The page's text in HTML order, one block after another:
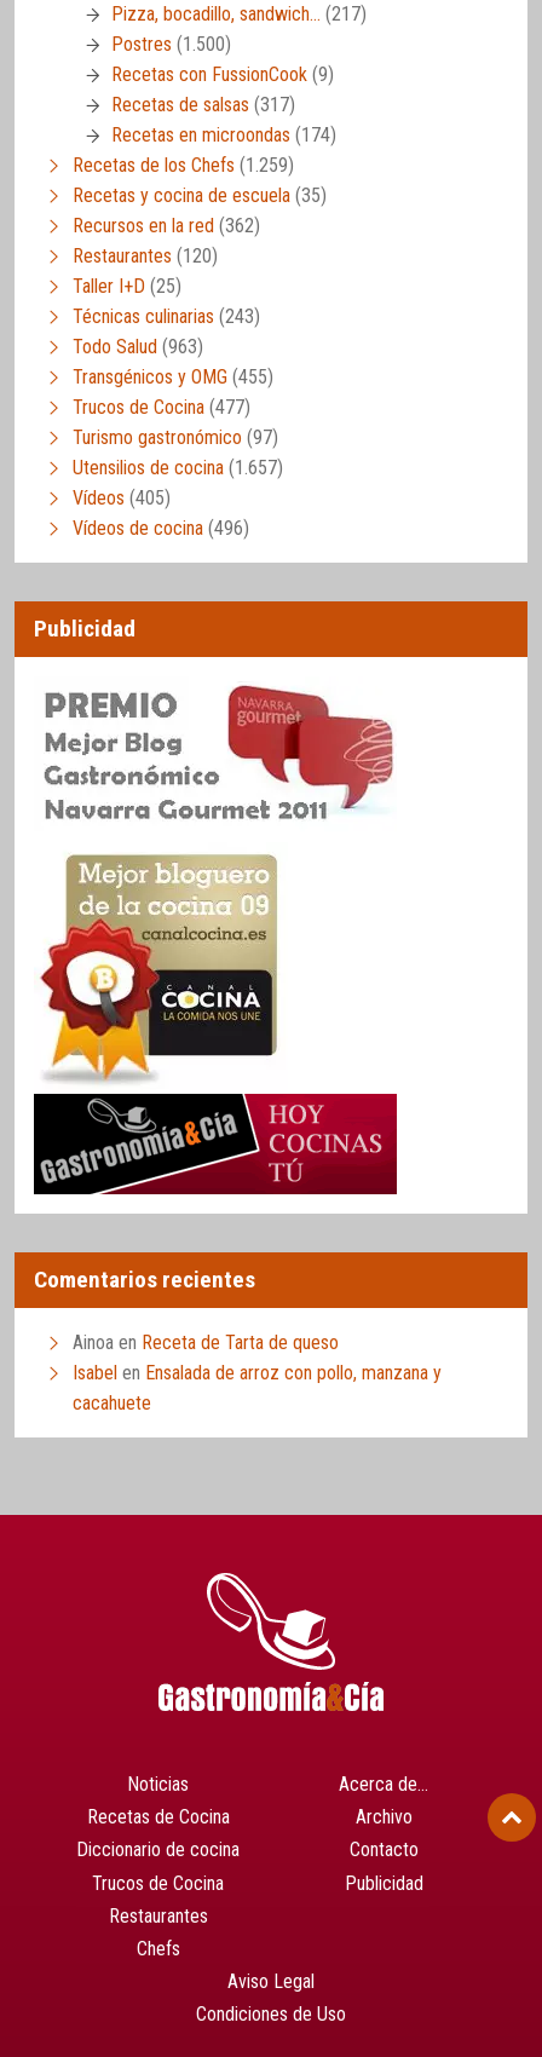
Pizza, bocadillo, sandwich… (217)
Postres (1.500)
Recetas con FussionCook (9)
Recetas de salsas (317)
Recetas en microondas (174)
Recetas de los Chefs (1.259)
Recetas y cocina de escuela (35)
Recursos en la red (362)
Restaurantes (120)
Taller I+D (25)
Técnicas culinarias (243)
Todo Salud (963)
Transgénicos y OMG (455)
Trucos de Cocina (477)
Turismo gastronómico (97)
Utensilios de cocina (1.657)
Vídeos (405)
Vídeos de cocina (496)
Publicidad
Comentarios recientes
Ainoa en Receta de Tarta de queso
Isabel en Ensalada de arroz con pollo, manzana y
cacahuete
Noticias
Recetas de Cocina
Diccionario de cocina
Trucos de Cocina
Restaurantes
Chefs
Acerca de…
Archivo
Contacto
Publicidad
Aviso Legal
Condiciones de Uso